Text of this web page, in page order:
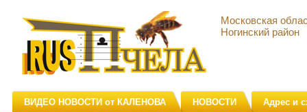
Московская
Ногинский район
ВИДЕО НОВОСТИ от КАЛЕНОВА НОВОСТИ Адрес и